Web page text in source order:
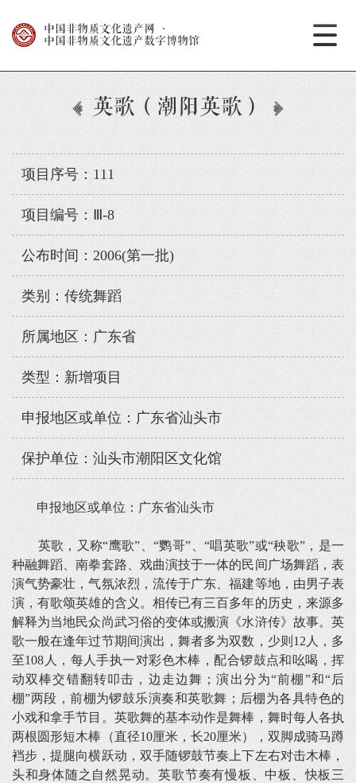
中国非物质文化遗产网
·
中国非物质文化遗产数字博物馆
英歌（潮阳英歌）
项目序号：111
项目编号：Ⅲ-8
公布时间：2006(第一批)
类别：传统舞蹈
所属地区：广东省
类型：新增项目
申报地区或单位：广东省汕头市
保护单位：汕头市潮阳区文化馆
申报地区或单位：广东省汕头市
英歌，又称“鹰歌”、“鹦哥”、“唱英歌”或“秧歌”，是一
种融舞蹈、南拳套路、戏曲演技于一体的民间广场舞蹈，表
演气势豪壮，气氛浓烈，流传于广东、福建等地，由男子表
演，有歌颂英雄的含义。相传已有三百多年的历史，来源多
解释为当地民众尚武习俗的变体或搬演《水浒传》故事。英
歌一般在逢年过节期间演出，舞者多为双数，少则12人，多
至108人，每人手执一对彩色木棒，配合锣鼓点和吆喝，挥
动双棒交错翻转叩击，边走边舞；演出分为“前棚”和“后
棚”两段，前棚为锣鼓乐演奏和英歌舞；后棚为各具特色的
小戏和拿手节目。英歌舞的基本动作是舞棒，舞时每人各执
两根圆形短木棒（直径10厘米，长20厘米），双脚成骑马蹲
裆步，提腿向横跃动，双手随锣鼓节奏上下左右对击木棒，
头和身体随之自然晃动。英歌节奏有慢板、中板、快板三